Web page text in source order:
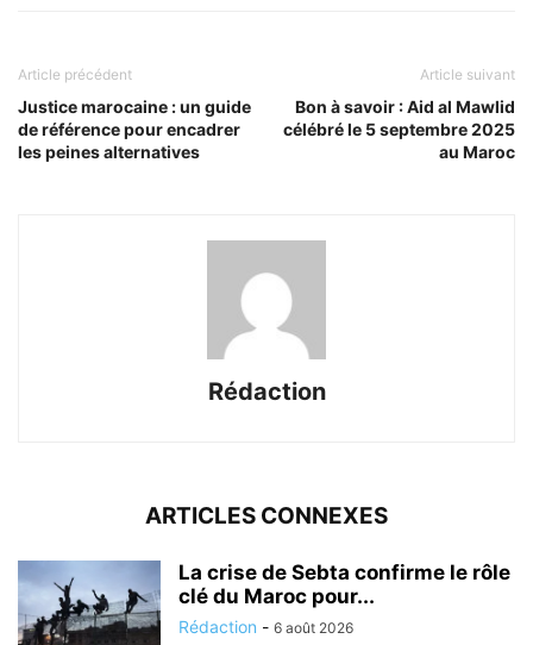
Article précédent
Justice marocaine : un guide
de référence pour encadrer
les peines alternatives
Article suivant
Bon à savoir : Aid al Mawlid
célébré le 5 septembre 2025
au Maroc
Rédaction
ARTICLES CONNEXES
La crise de Sebta confirme le rôle
clé du Maroc pour...
Rédaction - 6 août 2026